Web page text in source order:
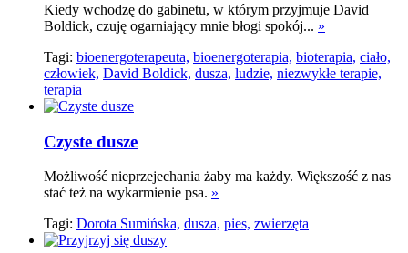
Kiedy wchodzę do gabinetu, w którym przyjmuje David
Boldick, czuję ogarniający mnie błogi spokój... »
Tagi: bioenergoterapeuta, bioenergoterapia, bioterapia, ciało,
człowiek, David Boldick, dusza, ludzie, niezwykłe terapie,
terapia
Czyste dusze
Możliwość nieprzejechania żaby ma każdy. Większość z nas
stać też na wykarmienie psa. »
Tagi: Dorota Sumińska, dusza, pies, zwierzęta